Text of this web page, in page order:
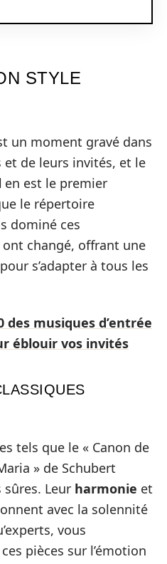
STYLE
un moment gravé dans
de leurs invités, et le
en est le premier
le répertoire
dominé ces
changé, offrant une
s’adapter à tous les
des musiques d’entrée
éblouir vos invités
tels que le « Canon de
» de Schubert
Leur harmonie et
avec la solennité
vous
pièces sur l’émotion